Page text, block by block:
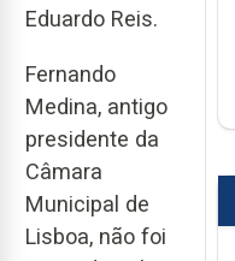
Eduardo Reis.
Fernando
Medina, antigo
presidente da
Câmara
Municipal de
Lisboa, não foi